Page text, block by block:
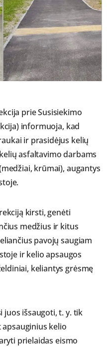
prie Susisiekimo
informuoja, kad
ir prasidėjus kelių
asfaltavimo darbams
krūmai), augantys
kirsti, genėti
medžius ir kitus
pavojų saugiam
ir kelio apsaugos
keliantys grėsmę
juos išsaugoti, t. y. tik
kelio
prielaidas eismo